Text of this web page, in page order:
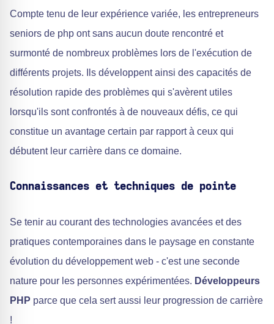
Compte tenu de leur expérience variée, les entrepreneurs
seniors de php ont sans aucun doute rencontré et
surmonté de nombreux problèmes lors de l'exécution de
différents projets. Ils développent ainsi des capacités de
résolution rapide des problèmes qui s'avèrent utiles
lorsqu'ils sont confrontés à de nouveaux défis, ce qui
constitue un avantage certain par rapport à ceux qui
débutent leur carrière dans ce domaine.
Connaissances et techniques de pointe
Se tenir au courant des technologies avancées et des
pratiques contemporaines dans le paysage en constante
évolution du développement web - c'est une seconde
nature pour les personnes expérimentées. Développeurs
PHP parce que cela sert aussi leur progression de carrière
!